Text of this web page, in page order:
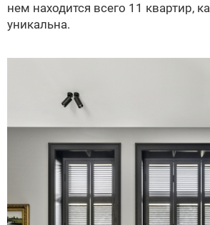
нем находится всего 11 квартир,
уникальна.